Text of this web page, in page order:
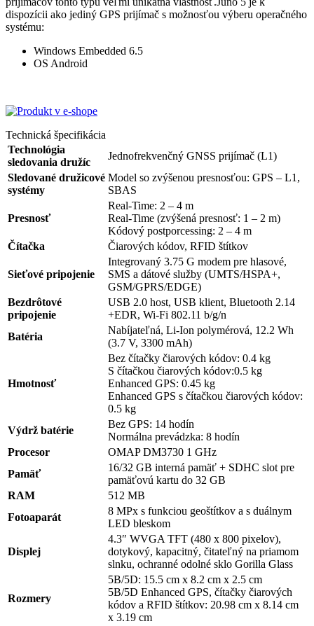
dispozícii ako jediný GPS prijímač s možnosťou výberu operačného
systému:
Windows Embedded 6.5
OS Android
Technická špecifikácia
Technológia
sledovania družíc
Jednofrekvenčný GNSS prijímač (L1)
Sledované družicové
systémy
Model so zvýšenou presnosťou: GPS – L1,
SBAS
Presnosť
Real-Time: 2 – 4 m
Real-Time (zvýšená presnosť: 1 – 2 m)
Kódový postporcessing: 2 – 4 m
Čítačka
Čiarových kódov, RFID štítkov
Sieťové pripojenie
Integrovaný 3.75 G modem pre hlasové,
SMS a dátové služby (UMTS/HSPA+,
GSM/GPRS/EDGE)
Bezdrôtové
pripojenie
USB 2.0 host, USB klient, Bluetooth 2.14
+EDR, Wi-Fi 802.11 b/g/n
Batéria
Nabíjateľná, Li-Ion polymérová, 12.2 Wh
(3.7 V, 3300 mAh)
Hmotnosť
Bez čítačky čiarových kódov: 0.4 kg
S čítačkou čiarových kódov:0.5 kg
Enhanced GPS: 0.45 kg
Enhanced GPS s čítačkou čiarových kódov:
0.5 kg
Výdrž batérie
Bez GPS: 14 hodín
Normálna prevádzka: 8 hodín
Procesor
OMAP DM3730 1 GHz
Pamäť
16/32 GB interná pamäť + SDHC slot pre
pamäťovú kartu do 32 GB
RAM
512 MB
Fotoaparát
8 MPx s funkciou geoštítkov a s duálnym
LED bleskom
Displej
4.3″ WVGA TFT (480 x 800 pixelov),
dotykový, kapacitný, čitateľný na priamom
slnku, ochranné odolné sklo Gorilla Glass
Rozmery
5B/5D: 15.5 cm x 8.2 cm x 2.5 cm
5B/5D Enhanced GPS, čítačky čiarových
kódov a RFID štítkov: 20.98 cm x 8.14 cm
x 3.19 cm